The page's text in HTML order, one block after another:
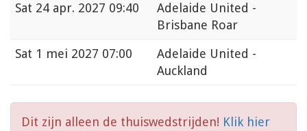
Sat 24 apr. 2027 09:40
Adelaide United -
Brisbane Roar
Sat 1 mei 2027 07:00
Adelaide United -
Auckland
Dit zijn alleen de thuiswedstrijden! Klik hier